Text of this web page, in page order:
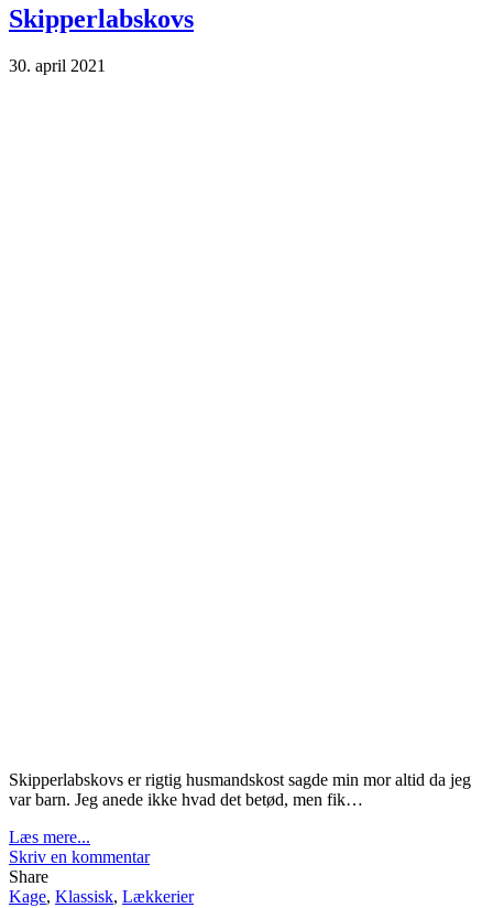
Skipperlabskovs
30. april 2021
Skipperlabskovs er rigtig husmandskost sagde min mor altid da jeg
var barn. Jeg anede ikke hvad det betød, men fik…
Læs mere...
Skriv en kommentar
Share
Kage, Klassisk, Lækkerier